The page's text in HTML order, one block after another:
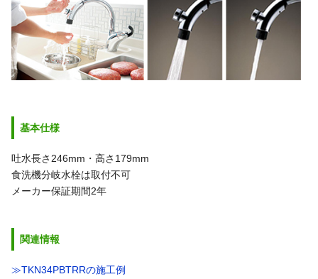
基本仕様
吐水長さ246mm・高さ179mm
食洗機分岐水栓は取付不可
メーカー保証期間2年
関連情報
≫TKN34PBTRRの施工例